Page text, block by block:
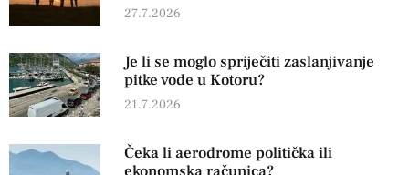
27.7.2026
Je li se moglo spriječiti zaslanjivanje
pitke vode u Kotoru?
21.7.2026
Čeka li aerodrome politička ili